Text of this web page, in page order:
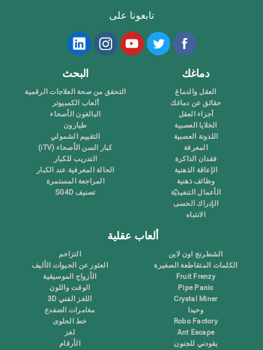
تابعونا على
دماغك
العقل والدماغ
حقائق عن دماغك
أجزاء العقل
الخلايا العصبية
اللدونة العصبية
المعرفة
فقدان الذاكرة
الإعاقة الذهنية
وظائف ذهنية
الأعمال التنفيذيّة
الإدراك الحسى
الانتباه
البحث
التحقق من صحة العلاجات الرقمية
ألعاب الكمبيوتر
البالغون الأصحاء
طيارون
التقييم الشمولي
كبار السن الأصحاء (iTV)
التدريب للكبار
الحالة المعرفية عند الكبار
المراجعة المستمرة
تصنيف SG4D
ألعاب عقلية
الشطرنج اون لاين
الكلمات المتقاطعة الصغيرة
Fruit Frenzy
Pipe Panic
Crystal Miner
وحيدا
Robo Factory
Ant Escape
يقودني للجنون
التزاحم
العثور عن الحيوات الأليف
الأزواج الموسيقية
الوقت واللون
اللغز الفني 3D
مغامرات الضفدع
خط الحلوى
لغز
الأرقام